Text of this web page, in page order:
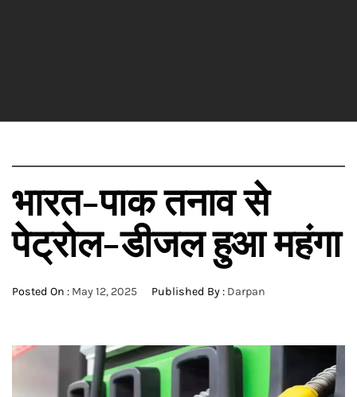
भारत-पाक तनाव से
पेट्रोल-डीजल हुआ महंगा
Posted On : May 12, 2025 Published By : Darpan